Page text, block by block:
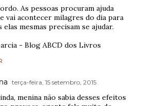
As pessoas procuram ajuda
vai acontecer milagres do dia para
elas mesmas precisam se ajudar.
- Blog ABCD dos Livros
terça-feira, 15 setembro, 2015
menina não sabia desses efeitos